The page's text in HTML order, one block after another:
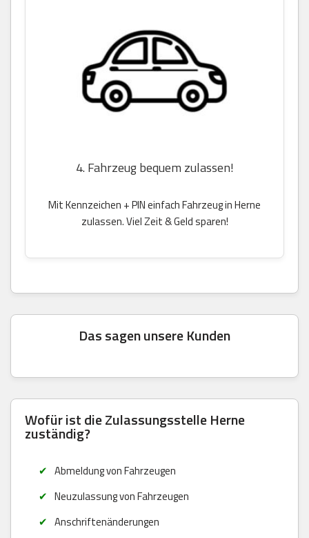
4. Fahrzeug bequem zulassen!
Mit Kennzeichen + PIN einfach Fahrzeug in Herne
zulassen. Viel Zeit & Geld sparen!
Das sagen unsere Kunden
Wofür ist die Zulassungsstelle Herne
zuständig?
Abmeldung von Fahrzeugen
Neuzulassung von Fahrzeugen
Anschriftenänderungen